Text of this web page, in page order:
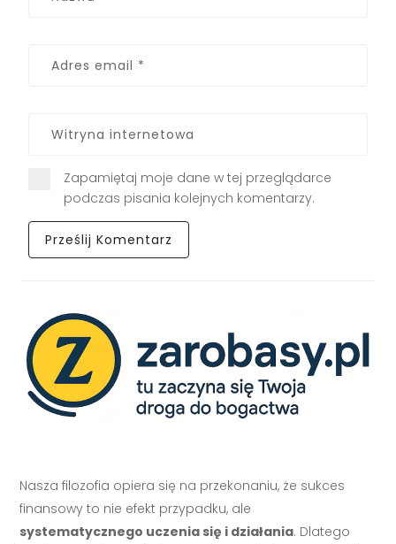
Zapamiętaj moje dane w tej przeglądarce
podczas pisania kolejnych komentarzy.
Nasza filozofia opiera się na przekonaniu, że sukces
finansowy to nie efekt przypadku, ale
systematycznego uczenia się i działania. Dlatego